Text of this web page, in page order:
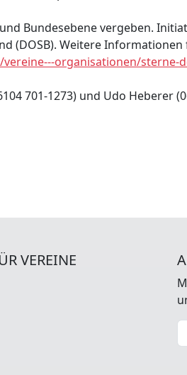
Bundesebene vergeben.
(DOSB). Weitere
organisationen/sterne-
701-1273) und Udo Heberer
VEREINE